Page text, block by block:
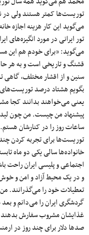
توریست‌ها کمتر هستند ولی در
می‌گوید این کار هزینه اجازه
تور ایرانی در مورد انگیزه‌های
می‌گوید: «برای خودم هم این
قشنگ و تاریخی است و به هر
سنین و از اقشار مختلف،
بگویم هشتاد درصد
یعنی می‌خواهند بدانند کجا
پیشنهاد من چیست. من چون
ساعات روز را در کنارشان
توریست‌ها برای تجربه کردن
خانواده‌ها سالی یکی دو ماه
اجتماعی و پلیسی ایران راحت
و در یک محیط آزاد و امن و
تعطیلات خود را می‌گذرانند.
گردشگری ایران را می‌دانم و
غذایشان مشروب سفارش بدهند
صد‌ها دلار برای چند روز در